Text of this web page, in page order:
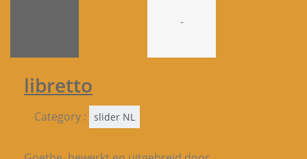
-
libretto
Category : slider NL